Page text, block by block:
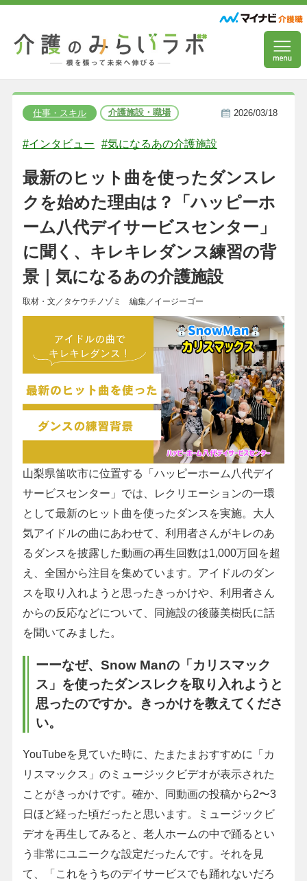
仕事・スキル 介護施設・職場 2026/03/18
#インタビュー #気になるあの介護施設
最新のヒット曲を使ったダンスレ
クを始めた理由は？「ハッピーホ
ーム八代デイサービスセンター」
に聞く、キレキレダンス練習の背
景｜気になるあの介護施設
取材・文／タケウチノゾミ 編集／イージーゴー
山梨県笛吹市に位置する「ハッピーホーム八代デイ
サービスセンター」では、レクリエーションの一環
として最新のヒット曲を使ったダンスを実施。大人
気アイドルの曲にあわせて、利用者さんがキレのあ
るダンスを披露した動画の再生回数は1,000万回を超
え、全国から注目を集めています。アイドルのダン
スを取り入れようと思ったきっかけや、利用者さん
からの反応などについて、同施設の後藤美樹氏に話
を聞いてみました。
ーーなぜ、Snow Manの「カリスマック
ス」を使ったダンスレクを取り入れようと
思ったのですか。きっかけを教えてくださ
い。
YouTubeを見ていた時に、たまたまおすすめに「カ
リスマックス」のミュージックビデオが表示された
ことがきっかけです。確か、同動画の投稿から2〜3
日ほど経った頃だったと思います。ミュージックビ
デオを再生してみると、老人ホームの中で踊るとい
う非常にユニークな設定だったんです。それを見
て、「これをうちのデイサービスでも踊れないだろ